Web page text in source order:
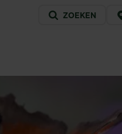
Service
menu
ZOEKEN